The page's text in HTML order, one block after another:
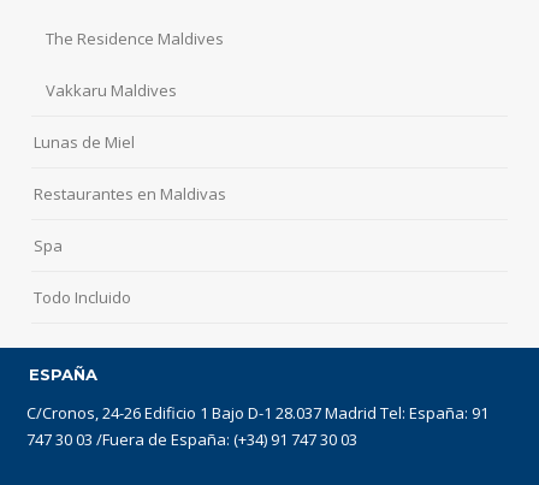
The Residence Maldives
Vakkaru Maldives
Lunas de Miel
Restaurantes en Maldivas
Spa
Todo Incluido
ESPAÑA
C/Cronos, 24-26 Edificio 1 Bajo D-1 28.037 Madrid Tel: España: 91
747 30 03 /Fuera de España: (+34) 91 747 30 03